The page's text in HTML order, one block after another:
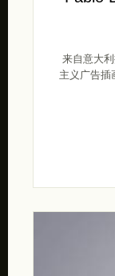
来自意大
主义广告插